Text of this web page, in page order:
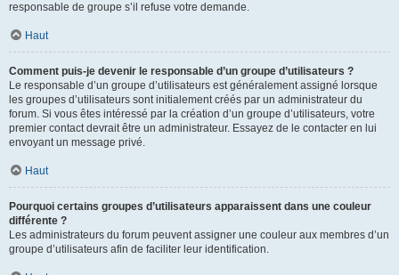
responsable de groupe s’il refuse votre demande.
Haut
Comment puis-je devenir le responsable d’un groupe d’utilisateurs ?
Le responsable d’un groupe d’utilisateurs est généralement assigné lorsque
les groupes d’utilisateurs sont initialement créés par un administrateur du
forum. Si vous êtes intéressé par la création d’un groupe d’utilisateurs, votre
premier contact devrait être un administrateur. Essayez de le contacter en lui
envoyant un message privé.
Haut
Pourquoi certains groupes d’utilisateurs apparaissent dans une couleur
différente ?
Les administrateurs du forum peuvent assigner une couleur aux membres d’un
groupe d’utilisateurs afin de faciliter leur identification.